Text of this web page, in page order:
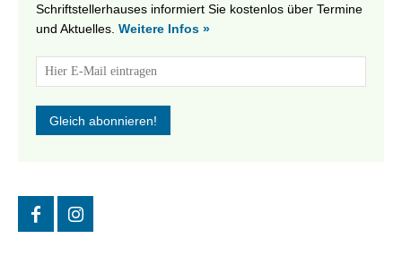
Schriftstellerhauses informiert Sie kostenlos über Termine
und Aktuelles. Weitere Infos »